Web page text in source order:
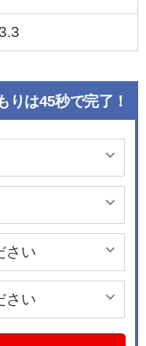
りは45秒で完了！